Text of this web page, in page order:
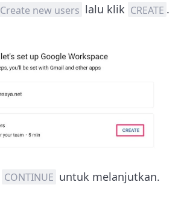
Create new users lalu klik CREATE .
CONTINUE untuk melanjutkan.